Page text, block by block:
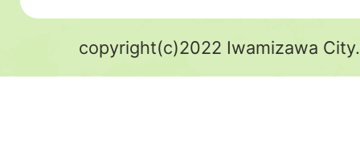
copyright(c)2022 Iwamizawa